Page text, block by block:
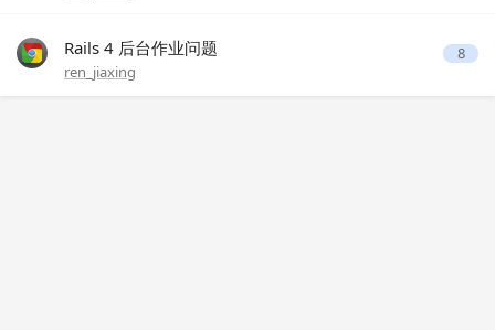
Rails 4 后台作业问题
ren_jiaxing
8